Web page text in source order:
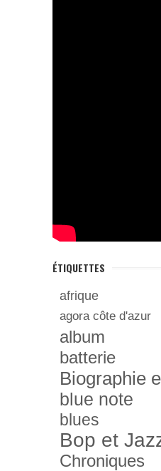
ÉTIQUETTES
afrique
agora côte d'azur
album
batterie
Biographie
blue note
blues
Bop et
Chroniques